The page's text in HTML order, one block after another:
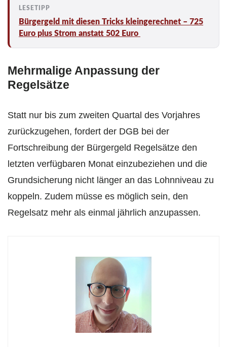
Bürgergeld mit diesen Tricks kleingerechnet – 725
Euro plus Strom anstatt 502 Euro
Mehrmalige Anpassung der
Regelsätze
Statt nur bis zum zweiten Quartal des Vorjahres
zurückzugehen, fordert der DGB bei der
Fortschreibung der Bürgergeld Regelsätze den
letzten verfügbaren Monat einzubeziehen und die
Grundsicherung nicht länger an das Lohnniveau zu
koppeln. Zudem müsse es möglich sein, den
Regelsatz mehr als einmal jährlich anzupassen.